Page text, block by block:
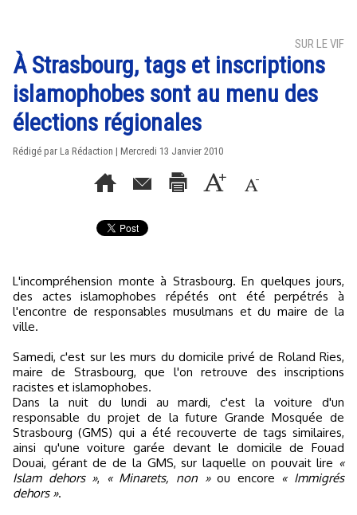
SUR LE VIF
À Strasbourg, tags et inscriptions
islamophobes sont au menu des
élections régionales
Rédigé par La Rédaction | Mercredi 13 Janvier 2010
L'incompréhension monte à Strasbourg. En quelques jours,
des actes islamophobes répétés ont été perpétrés à
l'encontre de responsables musulmans et du maire de la
ville.
Samedi, c'est sur les murs du domicile privé de Roland Ries,
maire de Strasbourg, que l'on retrouve des inscriptions
racistes et islamophobes.
Dans la nuit du lundi au mardi, c'est la voiture d'un
responsable du projet de la future Grande Mosquée de
Strasbourg (GMS) qui a été recouverte de tags similaires,
ainsi qu'une voiture garée devant le domicile de Fouad
Douai, gérant de de la GMS, sur laquelle on pouvait lire «
Islam dehors », « Minarets, non »ou encore « Immigrés
dehors ».